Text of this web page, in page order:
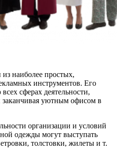
наиболее простых,
инструментов. Его
сферах деятельности,
заканчивая уютным офисом в
организации и условий
одежды могут выступать
толстовки, жилеты и т.